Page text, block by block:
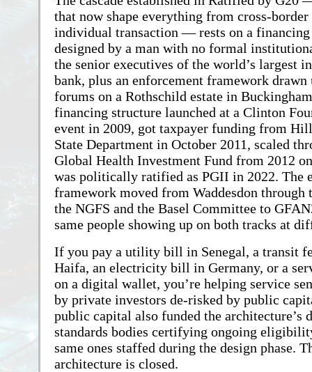
that now shape everything from cross-border
individual transaction — rests on a financing
designed by a man with no formal
the senior executives of the world’s largest
bank, plus an enforcement framework drawn
forums on a Rothschild estate in
financing structure launched at a Clinton
event in 2009, got taxpayer funding from
State Department in October 2011, scaled
Global Health Investment Fund from 2012
was politically ratified as PGII in 2022. The
framework moved from Waddesdon through
the NGFS and the Basel Committee to
same people showing up on both tracks at
If you pay a utility bill in Senegal, a transit
Haifa, an electricity bill in Germany, or a
on a digital wallet, you’re helping service
by private investors de-risked by public
public capital also funded the architecture’s
standards bodies certifying ongoing
same ones staffed during the design phase.
architecture is closed.